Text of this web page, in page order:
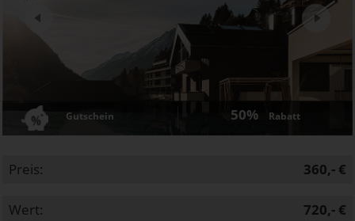
Gutschein 50% Rabatt
Next
Preis: 360,- €
Wert: 720,- €